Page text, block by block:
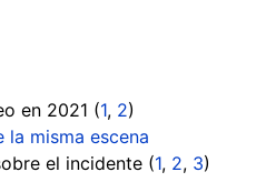
en 2021 (1, 2)
la misma escena
el incidente (1, 2, 3)